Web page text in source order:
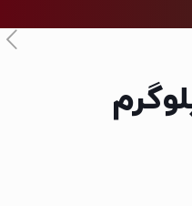
5 کیلوگرم